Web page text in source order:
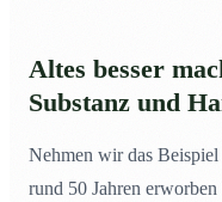
Altes besser
Substanz und
Nehmen wir das
rund 50 Jahren